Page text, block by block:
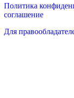
Политика
соглашение
Для